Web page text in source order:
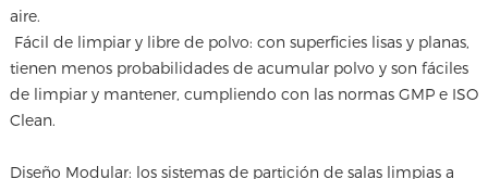
aire.
Fácil de limpiar y libre de polvo: con superficies lisas y planas,
tienen menos probabilidades de acumular polvo y son fáciles
de limpiar y mantener, cumpliendo con las normas GMP e ISO
Clean.
Diseño Modular: los sistemas de partición de salas limpias a